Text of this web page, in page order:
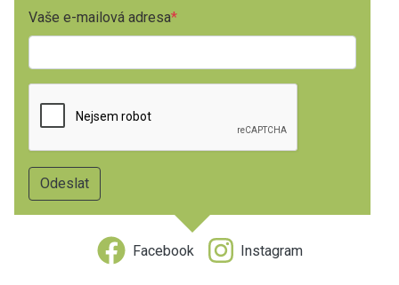
Vaše e-mailová adresa
Facebook Instagram